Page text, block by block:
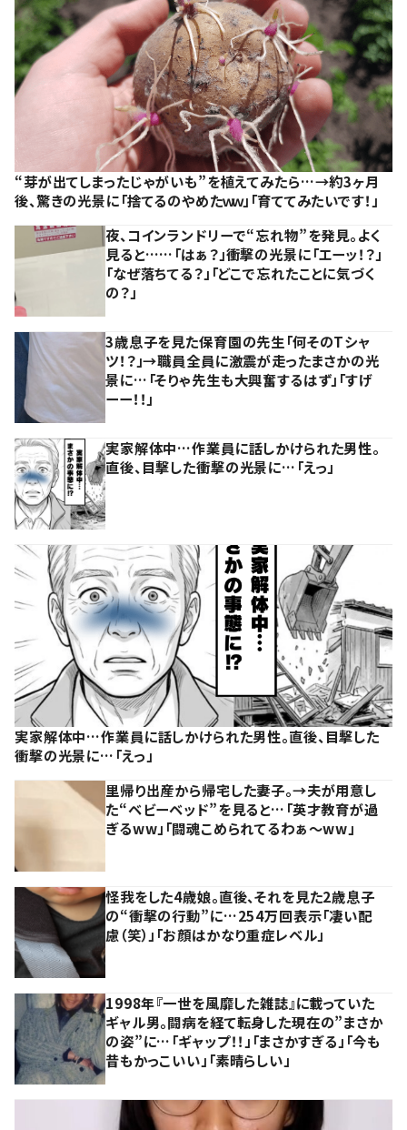
“芽が出てしまったじゃがいも”を植えてみたら…→約3ヶ月
後、驚きの光景に「捨てるのやめたｗｗ」「育ててみたいです！」
夜、コインランドリーで“忘れ物”を発見。よく
見ると……「はぁ？」衝撃の光景に「エーッ！？」
「なぜ落ちてる？」「どこで忘れたことに気づく
の？」
3歳息子を見た保育園の先生「何そのTシャ
ツ！？」→職員全員に激震が走ったまさかの光
景に…「そりゃ先生も大興奮するはず」「すげ
ーー！！」
実家解体中…作業員に話しかけられた男性。
直後、目撃した衝撃の光景に…「えっ」
実家解体中…作業員に話しかけられた男性。直後、目撃した
衝撃の光景に…「えっ」
里帰り出産から帰宅した妻子。→夫が用意し
た“ベビーベッド”を見ると…「英才教育が過
ぎるww」「闘魂こめられてるわぁ～ww」
怪我をした4歳娘。直後、それを見た2歳息子
の“衝撃の行動”に…254万回表示「凄い配
慮（笑）」「お顔はかなり重症レベル」
1998年『一世を風靡した雑誌』に載っていた
ギャル男。闘病を経て転身した現在の”まさか
の姿”に…「ギャップ！！」「まさかすぎる」「今も
昔もかっこいい」「素晴らしい」